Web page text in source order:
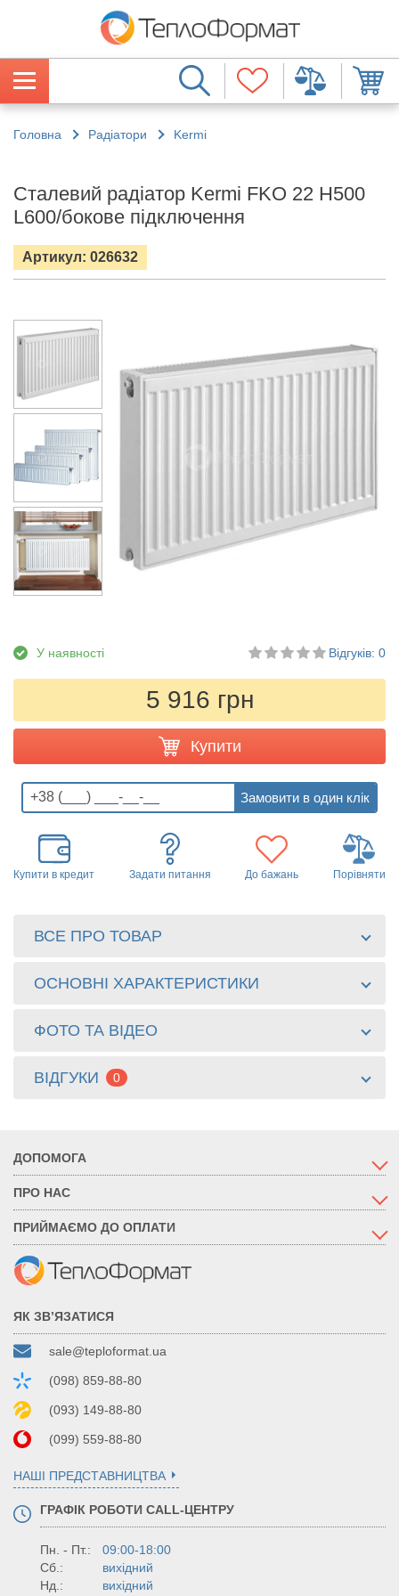
Головна Радіатори Kermi
Сталевий радіатор Kermi FKO 22 H500
L600/бокове підключення
Артикул: 026632
У наявності Відгуків: 0
5 916 грн
Купити
Купити в кредит Задати питання До бажань Порівняти
ВСЕ ПРО ТОВАР
ОСНОВНІ ХАРАКТЕРИСТИКИ
ФОТО ТА ВІДЕО
ВІДГУКИ 0
ДОПОМОГА
ПРО НАС
ПРИЙМАЄМО ДО ОПЛАТИ
ЯК ЗВ’ЯЗАТИСЯ
sale@teploformat.ua
(098) 859-88-80
(093) 149-88-80
(099) 559-88-80
НАШІ ПРЕДСТАВНИЦТВА
ГРАФІК РОБОТИ CALL-ЦЕНТРУ
Пн. - Пт.:
09:00-18:00
Сб.:
вихідний
Нд.:
вихідний